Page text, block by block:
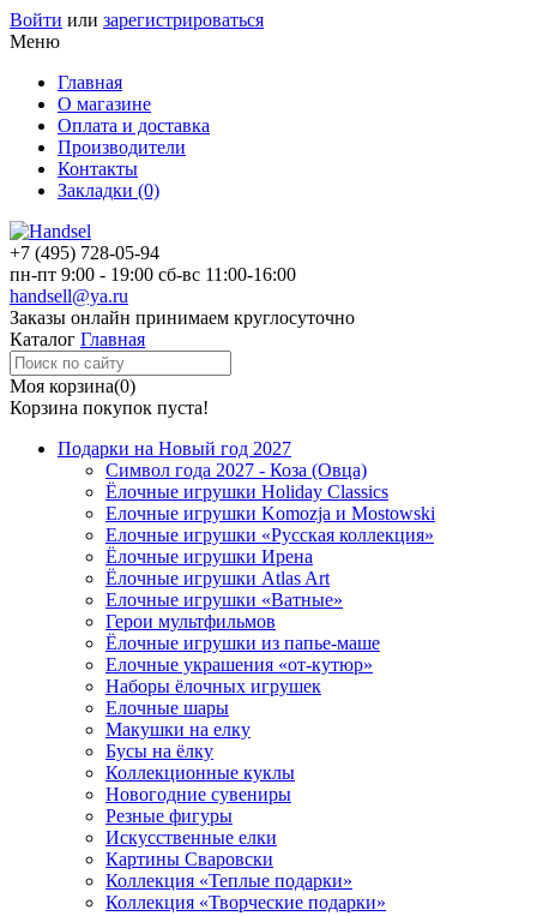
Войти или зарегистрироваться
Меню
Главная
О магазине
Оплата и доставка
Производители
Контакты
Закладки (0)
+7 (495) 728-05-94
пн-пт 9:00 - 19:00 сб-вс 11:00-16:00
handsell@ya.ru
Заказы онлайн принимаем круглосуточно
Каталог Главная
Моя корзина(0)
Корзина покупок пуста!
Подарки на Новый год 2027
Символ года 2027 - Коза (Овца)
Ёлочные игрушки Holiday Classics
Елочные игрушки Komozja и Mostowski
Елочные игрушки «Русская коллекция»
Ёлочные игрушки Ирена
Ёлочные игрушки Atlas Art
Елочные игрушки «Ватные»
Герои мультфильмов
Ёлочные игрушки из папье-маше
Елочные украшения «от-кутюр»
Наборы ёлочных игрушек
Елочные шары
Макушки на елку
Бусы на ёлку
Коллекционные куклы
Новогодние сувениры
Резные фигуры
Искусственные елки
Картины Сваровски
Коллекция «Теплые подарки»
Коллекция «Творческие подарки»